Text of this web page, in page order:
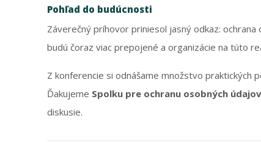
Pohľad do budúcnosti
Záverečný príhovor priniesol jasný odkaz:
budú čoraz viac prepojené a organizácie na túto
Z konferencie si odnášame množstvo praktických
Ďakujeme Spolku pre ochranu osobných údajov
diskusie.